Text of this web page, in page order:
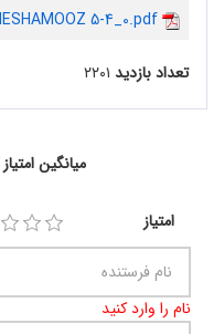
5-4_0.pdf
تعداد بازدید ۲۲۰۱
میانگین امتیاز
امتیاز
نام را وارد کنید